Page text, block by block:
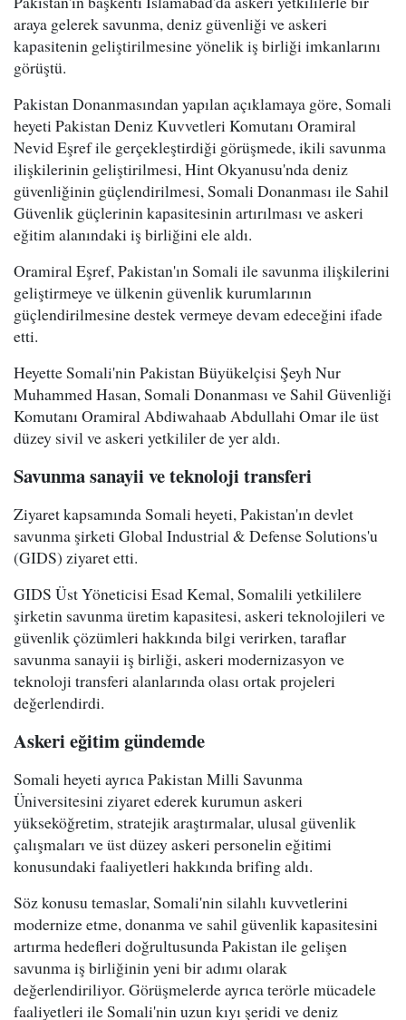
araya gelerek savunma, deniz güvenliği ve askeri
kapasitenin geliştirilmesine yönelik iş birliği imkanlarını
görüştü.
Pakistan Donanmasından yapılan açıklamaya göre, Somali
heyeti Pakistan Deniz Kuvvetleri Komutanı Oramiral
Nevid Eşref ile gerçekleştirdiği görüşmede, ikili savunma
ilişkilerinin geliştirilmesi, Hint Okyanusu'nda deniz
güvenliğinin güçlendirilmesi, Somali Donanması ile Sahil
Güvenlik güçlerinin kapasitesinin artırılması ve askeri
eğitim alanındaki iş birliğini ele aldı.
Oramiral Eşref, Pakistan'ın Somali ile savunma ilişkilerini
geliştirmeye ve ülkenin güvenlik kurumlarının
güçlendirilmesine destek vermeye devam edeceğini ifade
etti.
Heyette Somali'nin Pakistan Büyükelçisi Şeyh Nur
Muhammed Hasan, Somali Donanması ve Sahil Güvenliği
Komutanı Oramiral Abdiwahaab Abdullahi Omar ile üst
düzey sivil ve askeri yetkililer de yer aldı.
Savunma sanayii ve teknoloji transferi
Ziyaret kapsamında Somali heyeti, Pakistan'ın devlet
savunma şirketi Global Industrial & Defense Solutions'u
(GIDS) ziyaret etti.
GIDS Üst Yöneticisi Esad Kemal, Somalili yetkililere
şirketin savunma üretim kapasitesi, askeri teknolojileri ve
güvenlik çözümleri hakkında bilgi verirken, taraflar
savunma sanayii iş birliği, askeri modernizasyon ve
teknoloji transferi alanlarında olası ortak projeleri
değerlendirdi.
Askeri eğitim gündemde
Somali heyeti ayrıca Pakistan Milli Savunma
Üniversitesini ziyaret ederek kurumun askeri
yükseköğretim, stratejik araştırmalar, ulusal güvenlik
çalışmaları ve üst düzey askeri personelin eğitimi
konusundaki faaliyetleri hakkında brifing aldı.
Söz konusu temaslar, Somali'nin silahlı kuvvetlerini
modernize etme, donanma ve sahil güvenlik kapasitesini
artırma hedefleri doğrultusunda Pakistan ile gelişen
savunma iş birliğinin yeni bir adımı olarak
değerlendiriliyor. Görüşmelerde ayrıca terörle mücadele
faaliyetleri ile Somali'nin uzun kıyı şeridi ve deniz